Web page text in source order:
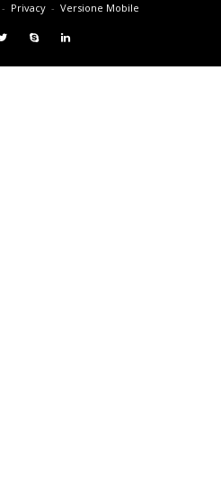
- Privacy - Versione Mobile